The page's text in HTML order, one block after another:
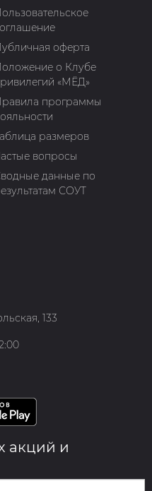
оферта
о Клубе
«МЁД»
программы
размеров
вопросы
данные по
СОУТ
133
акций и